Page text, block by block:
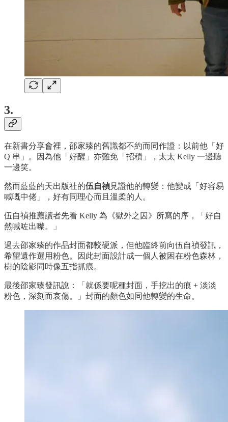
3.
在新書分享會裡，邵家臻的舊識都不約而同作證：以前他「好
Q 串」。因為他「好醒」亦難免「招積」，太太 Kelly 一邊聽
一邊笑。
然而藍藍的天出版社的伍自禎見證他的轉變：他變成「好容易
喊嘅中佬」，好有同理心而且溫柔的人。
伍自禎推薦讀者先看 Kelly 為《獄外之囚》所寫的序，「好自
然喊咗出嚟。」
過去邵家臻的作品封面都較硬派，但他臨終前向伍自禎發訊，
希望遺作選用粉色。因此封面設計成一個人被困在粉色森林，
樹的陰影同時像五指抓痕。
最後邵家臻發訊說：「就係要呢種封面，手挖出的痕 + 淡淡
粉色，深刻而哀傷。」封面的顏色如同他轉變的生命。